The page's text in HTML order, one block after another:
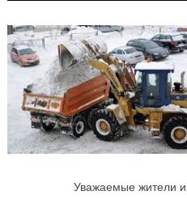
Уважаемые жители и